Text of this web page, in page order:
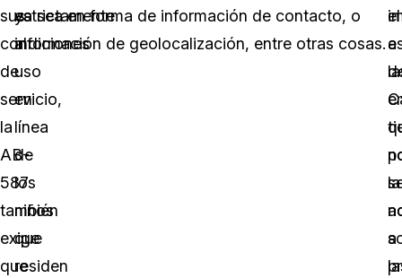
sus
condiciones
de
servicio,
la
AB-
587
también
exige
que
estrictamente
al
uso
en
línea
de
los
niños
que
residen
ya sea en forma de información de contacto, o
información de geolocalización, entre otras cosas.a
a
el
la